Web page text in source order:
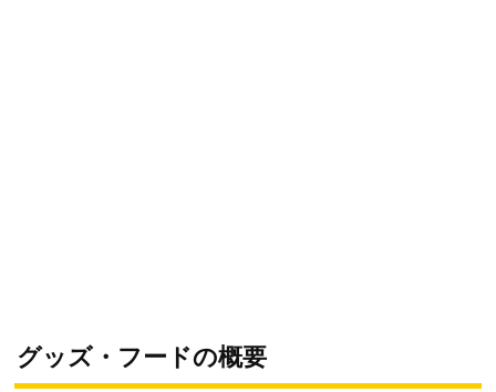
グッズ・フードの概要